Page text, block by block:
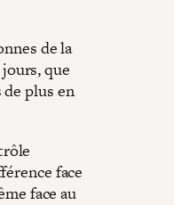
de la
que
plus en
face
face au